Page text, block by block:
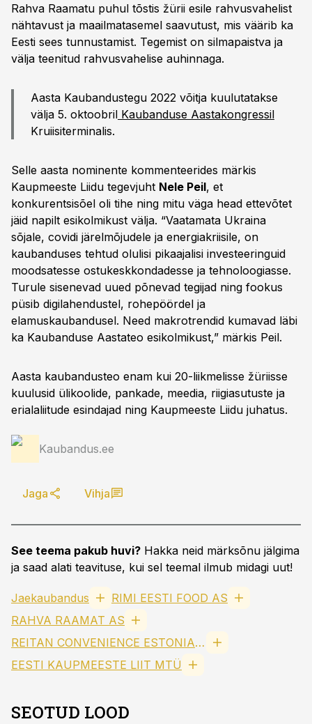
Rahva Raamatu puhul tõstis žürii esile rahvusvahelist
nähtavust ja maailmatasemel saavutust, mis väärib ka
Eesti sees tunnustamist. Tegemist on silmapaistva ja
välja teenitud rahvusvahelise auhinnaga.
Aasta Kaubandustegu 2022 võitja kuulutatakse
välja 5. oktoobril Kaubanduse Aastakongressil
Kruiisiterminalis.
Selle aasta nominente kommenteerides märkis
Kaupmeeste Liidu tegevjuht Nele Peil, et
konkurentsisõel oli tihe ning mitu väga head ettevõtet
jäid napilt esikolmikust välja. “Vaatamata Ukraina
sõjale, covidi järelmõjudele ja energiakriisile, on
kaubanduses tehtud olulisi pikaajalisi investeeringuid
moodsatesse ostukeskkondadesse ja tehnoloogiasse.
Turule sisenevad uued põnevad tegijad ning fookus
püsib digilahendustel, rohepöördel ja
elamuskaubandusel. Need makrotrendid kumavad läbi
ka Kaubanduse Aastateo esikolmikust,” märkis Peil.
Aasta kaubandusteo enam kui 20-liikmelisse žüriisse
kuulusid ülikoolide, pankade, meedia, riigiasutuste ja
erialaliitude esindajad ning Kaupmeeste Liidu juhatus.
Kaubandus.ee
Jaga Vihja
See teema pakub huvi? Hakka neid märksõnu jälgima
ja saad alati teavituse, kui sel teemal ilmub midagi uut!
Jaekaubandus
RIMI EESTI FOOD AS
RAHVA RAAMAT AS
REITAN CONVENIENCE ESTONIA AS
EESTI KAUPMEESTE LIIT MTÜ
SEOTUD LOOD